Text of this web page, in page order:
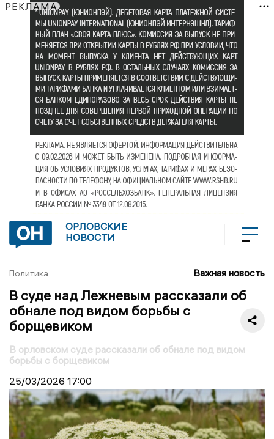
РЕКЛАМА
ОРЛОВСКИЕ
НОВОСТИ
Политика Важная новость
В суде над Лежневым рассказали об
обнале под видом борьбы с
борщевиком
В орловском суде рассказали об обнале под видом
борьбы с борщевиком
25/03/2026 17:00